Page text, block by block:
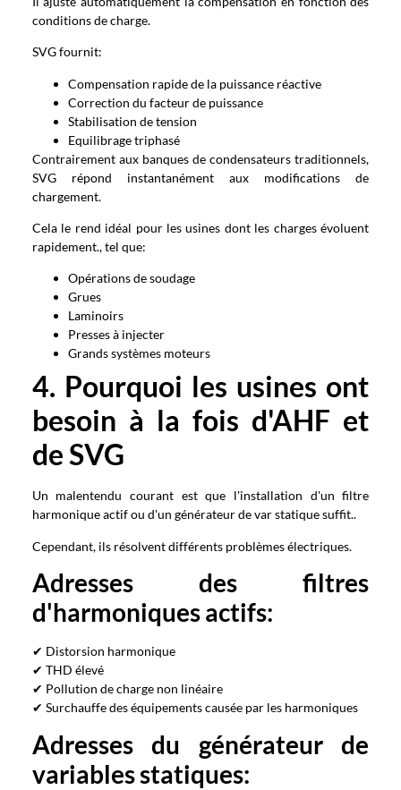
conditions de charge.
SVG fournit:
Compensation rapide de la puissance réactive
Correction du facteur de puissance
Stabilisation de tension
Equilibrage triphasé
Contrairement aux banques de condensateurs traditionnels,
SVG répond instantanément aux modifications de
chargement.
Cela le rend idéal pour les usines dont les charges évoluent
rapidement., tel que:
Opérations de soudage
Grues
Laminoirs
Presses à injecter
Grands systèmes moteurs
4. Pourquoi les usines ont
besoin à la fois d'AHF et
de SVG
Un malentendu courant est que l'installation d'un filtre
harmonique actif ou d'un générateur de var statique suffit..
Cependant, ils résolvent différents problèmes électriques.
Adresses des filtres
d'harmoniques actifs:
✔ Distorsion harmonique
✔ THD élevé
✔ Pollution de charge non linéaire
✔ Surchauffe des équipements causée par les harmoniques
Adresses du générateur de
variables statiques: